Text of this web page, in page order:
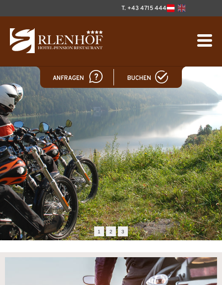
T. +43 4715 444
1 2 3